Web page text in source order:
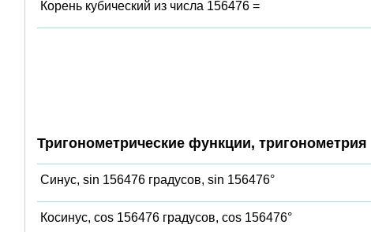
Корень кубический из числа 156476 =
Тригонометрические функции, тригонометрия
Синус, sin 156476 градусов, sin 156476°
Косинус, cos 156476 градусов, cos 156476°